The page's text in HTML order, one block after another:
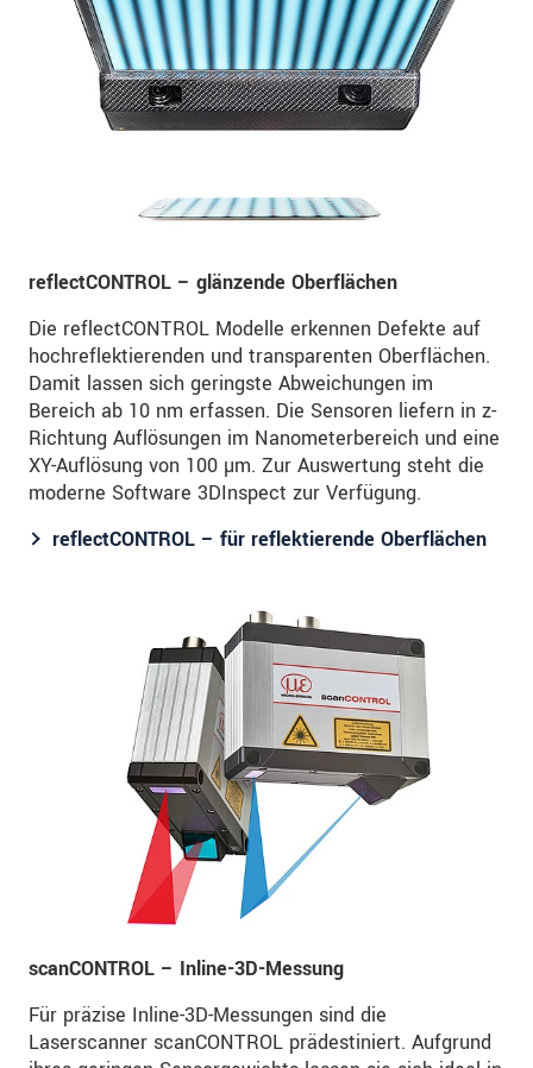
reflectCONTROL – glänzende Oberflächen
Die reflectCONTROL Modelle erkennen Defekte auf
hochreflektierenden und transparenten Oberflächen.
Damit lassen sich geringste Abweichungen im
Bereich ab 10 nm erfassen. Die Sensoren liefern in z-
Richtung Auflösungen im Nanometerbereich und eine
XY-Auflösung von 100 µm. Zur Auswertung steht die
moderne Software 3DInspect zur Verfügung.
reflectCONTROL – für reflektierende Oberflächen
scanCONTROL – Inline-3D-Messung
Für präzise Inline-3D-Messungen sind die
Laserscanner scanCONTROL prädestiniert. Aufgrund